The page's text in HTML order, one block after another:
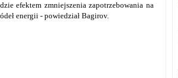
efektem zmniejszenia zapotrzebowania na
energii - powiedział Bagirov.